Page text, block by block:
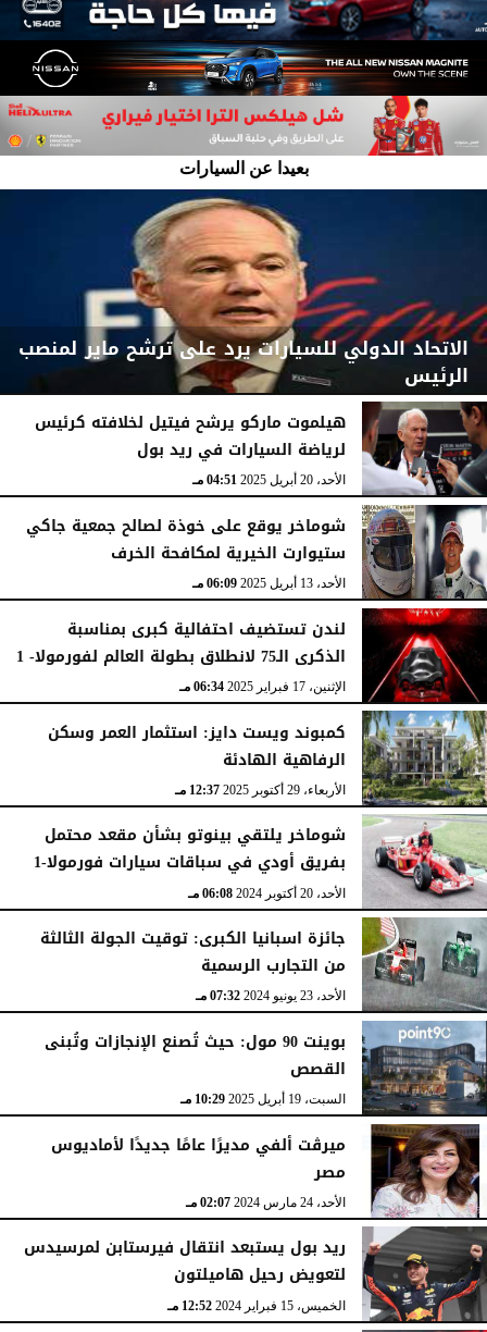
بعيدا عن السيارات
الاتحاد الدولي للسيارات يرد على ترشح ماير لمنصب
الرئيس
الأحد، 6 يوليو 2025 05:44 مـ
هيلموت ماركو يرشح فيتيل لخلافته كرئيس
لرياضة السيارات في ريد بول
الأحد، 20 أبريل 2025 04:51 مـ
شوماخر يوقع على خوذة لصالح جمعية جاكي
ستيوارت الخيرية لمكافحة الخرف
الأحد، 13 أبريل 2025 06:09 مـ
لندن تستضيف احتفالية كبرى بمناسبة
الذكرى الـ75 لانطلاق بطولة العالم لفورمولا- 1
الإثنين، 17 فبراير 2025 06:34 مـ
كمبوند ويست دايز: استثمار العمر وسكن
الرفاهية الهادئة
الأربعاء، 29 أكتوبر 2025 12:37 مـ
شوماخر يلتقي بينوتو بشأن مقعد محتمل
بفريق أودي في سباقات سيارات فورمولا-1
الأحد، 20 أكتوبر 2024 06:08 مـ
جائزة اسبانيا الكبرى: توقيت الجولة الثالثة
من التجارب الرسمية
الأحد، 23 يونيو 2024 07:32 مـ
بوينت 90 مول: حيث تُصنع الإنجازات وتُبنى
القصص
السبت، 19 أبريل 2025 10:29 مـ
ميرڨت ألفي مديرًا عامًا جديدًا لأماديوس
مصر
الأحد، 24 مارس 2024 02:07 مـ
ريد بول يستبعد انتقال فيرستابن لمرسيدس
لتعويض رحيل هاميلتون
الخميس، 15 فبراير 2024 12:52 مـ